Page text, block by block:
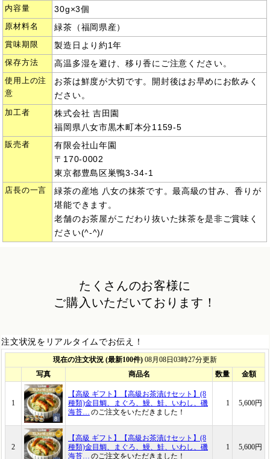
内容量 30g×3個
原材料名 緑茶（福岡県産）
賞味期限 製造日より約1年
保存方法 高温多湿を避け、移り香にご注意ください。
使用上の注
意
お茶は鮮度が大切です。開封後はお早めにお飲みく
ださい。
加工者
株式会社 吉田園
福岡県八女市黒木町本分1159-5
販売者
有限会社山年園
〒170-0002
東京都豊島区巣鴨3-34-1
店長の一言
緑茶の産地 八女の抹茶です。最高級の甘み、香りが
堪能できます。
老舗のお茶屋がこだわり抜いた抹茶を是非ご賞味く
ださい(^-^)/
たくさんのお客様に
ご購入いただいております！
注文状況をリアルタイムでお伝え！